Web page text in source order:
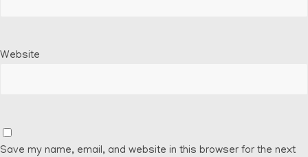
Website
Save my name, email, and website in this browser for the next